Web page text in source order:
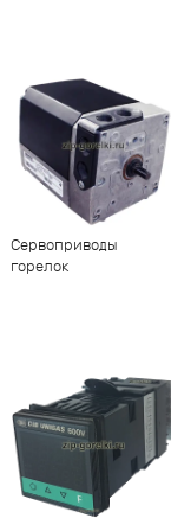
Сервоприводы
горелок